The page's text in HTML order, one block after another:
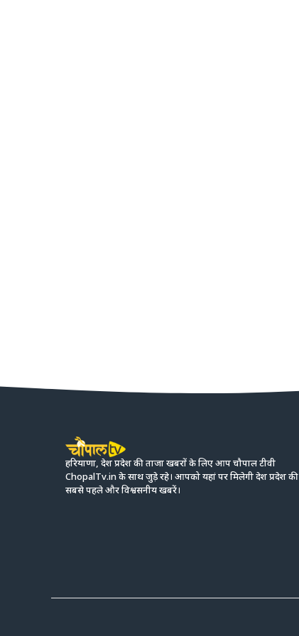
हरियाणा, देश प्रदेश की ताजा खबरों के लिए आप चौपाल टीवी
ChopalTv.in के साथ जुड़े रहे। आपको यहां पर मिलेगी देश प्रदेश की
सबसे पहले और विश्वसनीय खबरें।